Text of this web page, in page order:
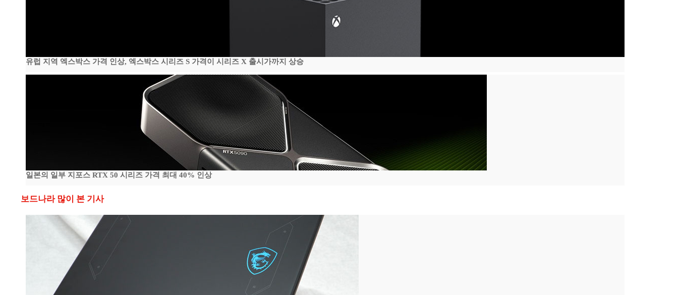
유럽 지역 엑스박스 가격 인상, 엑스박스 시리즈 S 가격이 시리즈 X 출시가까지 상승
일본의 일부 지포스 RTX 50 시리즈 가격 최대 40% 인상
보드나라 많이 본 기사